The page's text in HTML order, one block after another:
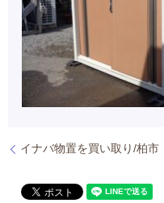
イナバ物置を買い取り/柏市